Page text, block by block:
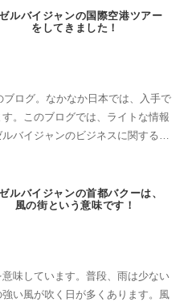
ルバイジャンの国際空港ツアー
をしてきました！
ログ。なかなか日本では、入手で
。このブログでは、ライトな情報
バイジャンのビジネスに関するブ
ルバイジャンの首都バクーは、
風の街という意味です！
味しています。普段、雨は少ない
い風が吹く日が多くあります。風